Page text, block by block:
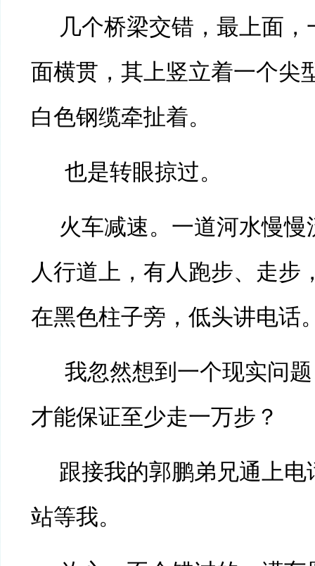
几个桥梁交错，最上面，
面横贯，其上竖立着一个尖
白色钢缆牵扯着。
也是转眼掠过。
火车减速。一道河水慢慢
人行道上，有人跑步、走步
在黑色柱子旁，低头讲电话
我忽然想到一个现实问
才能保证至少走一万步？
跟接我的郭鹏弟兄通上电
站等我。